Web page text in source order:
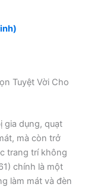
Tuyệt Vời Cho
gia dụng, quạt
mà còn trở
trang trí không
chính là một
làm mát và đèn